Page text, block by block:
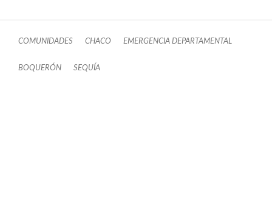
COMUNIDADES CHACO EMERGENCIA DEPARTAMENTAL
BOQUERÓN SEQUÍA